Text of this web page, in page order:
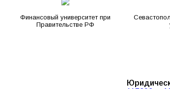
Финансовый университет при
Правительстве РФ